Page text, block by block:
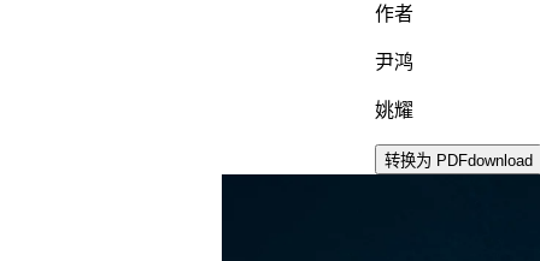
作者
尹鸿
姚耀
转换为 PDFdownload